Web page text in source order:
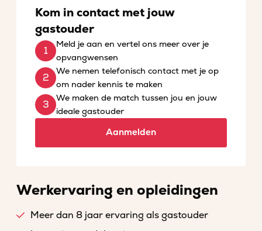
Kom in contact met jouw
gastouder
Meld je aan en vertel ons meer over je
opvangwensen
We nemen telefonisch contact met je op
om nader kennis te maken
We maken de match tussen jou en jouw
ideale gastouder
Aanmelden
Werkervaring en opleidingen
Meer dan 8 jaar ervaring als gastouder